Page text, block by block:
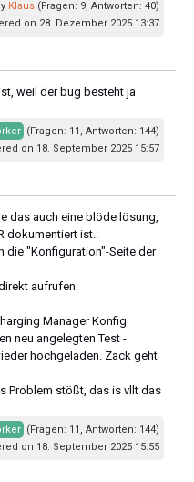
Klaus (Fragen: 9, Antworten: 40)
on 28. Dezember 2025 13:37
weil der bug besteht ja
(Fragen: 11, Antworten: 144)
on 18. September 2025 15:57
das auch eine blöde lösung,
dokumentiert ist..
die "Konfiguration"-Seite der
aufrufen:
Manager Konfig
neu angelegten Test -
hochgeladen. Zack geht
Problem stößt, das is vllt das
(Fragen: 11, Antworten: 144)
on 18. September 2025 15:55